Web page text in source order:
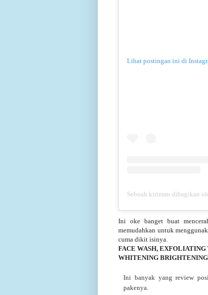
Lihat postingan ini di
Sebuah kiriman dibagikan
Ini oke banget buat
memudahkan untuk
cuma dikit isinya.
FACE WASH,
WHITENING BRIGHTENING
Ini banyak yang review
pakenya.